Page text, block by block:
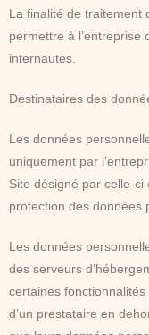
La finalité de traitement
permettre à l’entreprise
internautes.
Destinataires des
Les données
uniquement par
Site désigné par celle-
protection des données
Les données
des serveurs
certaines fonctionnalités
d’un prestataire en